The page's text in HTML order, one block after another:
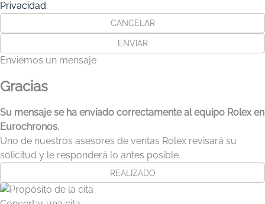
Privacidad.
CANCELAR
ENVIAR
Enviemos un mensaje
Gracias
Su mensaje se ha enviado correctamente al equipo Rolex en
Eurochronos.
Uno de nuestros asesores de ventas Rolex revisará su
solicitud y le responderá lo antes posible.
REALIZADO